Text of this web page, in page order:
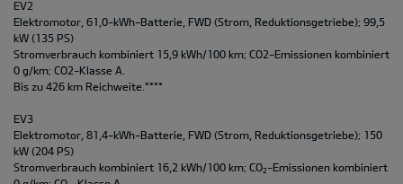
EV2
Elektromotor, 61,0-kWh-Batterie, FWD (Strom, Reduktionsgetriebe); 99,5
kW (135 PS)
Stromverbrauch kombiniert 15,9 kWh/100 km; CO2-Emissionen kombiniert
0 g/km; CO2-Klasse A.
Bis zu 426 km Reichweite.****
EV3
Elektromotor, 81,4-kWh-Batterie, FWD (Strom, Reduktionsgetriebe); 150
kW (204 PS)
Stromverbrauch kombiniert 16,2 kWh/100 km; CO2 -Emissionen kombiniert